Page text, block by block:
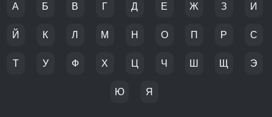
А Б В Г Д Е Ж З И
Й К Л М Н О П Р С
Т У Ф Х Ц Ч Ш Щ Э
Ю Я